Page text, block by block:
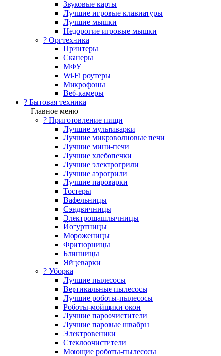
Звуковые карты
Лучшие игровые клавиатуры
Лучшие мышки
Недорогие игровые мышки
?️ Оргтехника
Принтеры
Сканеры
МФУ
Wi-Fi роутеры
Микрофоны
Веб-камеры
? Бытовая техника
Главное меню
? Приготовление пищи
Лучшие мультиварки
Лучшие микроволновые печи
Лучшие мини-печи
Лучшие хлебопечки
Лучшие электрогрили
Лучшие аэрогрили
Лучшие пароварки
Тостеры
Вафельницы
Сэндвичницы
Электрошашлычницы
Йогуртницы
Мороженицы
Фритюрницы
Блинницы
Яйцеварки
? Уборка
Лучшие пылесосы
Вертикальные пылесосы
Лучшие роботы-пылесосы
Роботы-мойщики окон
Лучшие пароочистители
Лучшие паровые швабры
Электровеники
Стеклоочистители
Моющие роботы-пылесосы